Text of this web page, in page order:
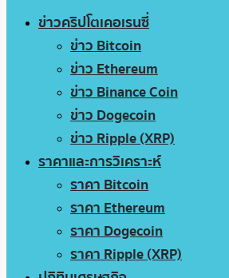
ข่าวคริปโตเคอเรนซี่
ข่าว Bitcoin
ข่าว Ethereum
ข่าว Binance Coin
ข่าว Dogecoin
ข่าว Ripple (XRP)
ราคาและการวิเคราะห์
ราคา Bitcoin
ราคา Ethereum
ราคา Dogecoin
ราคา Ripple (XRP)